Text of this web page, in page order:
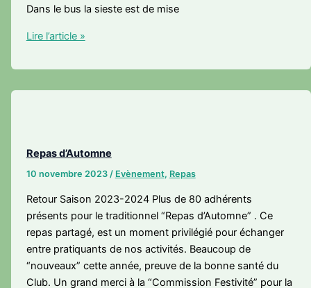
Dans le bus la sieste est de mise
De
à
Printemps
Lire l’article »
Repas d’Automne
10 novembre 2023 / Evènement, Repas
Retour Saison 2023-2024 Plus de 80 adhérents
présents pour le traditionnel “Repas d’Automne” . Ce
repas partagé, est un moment privilégié pour échanger
entre pratiquants de nos activités. Beaucoup de
“nouveaux” cette année, preuve de la bonne santé du
Club. Un grand merci à la “Commission Festivité” pour la